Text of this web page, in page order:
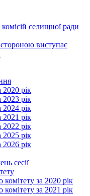
селищної ради
виступає
2020 рік
2023 рік
2024 рік
2021 рік
2022 рік
2025 рік
2026 рік
сесії
за 2020 рік
за 2021 рік